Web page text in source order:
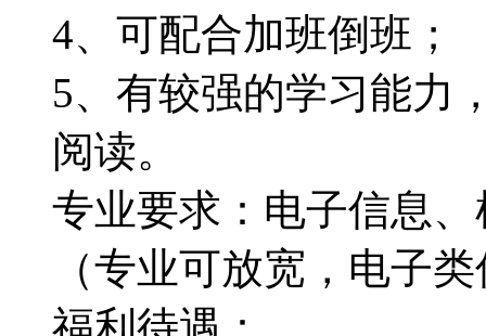
4、可配合加班倒班；
5、有较强的学习能力
阅读。
专业要求：电子信息
（专业可放宽，电子